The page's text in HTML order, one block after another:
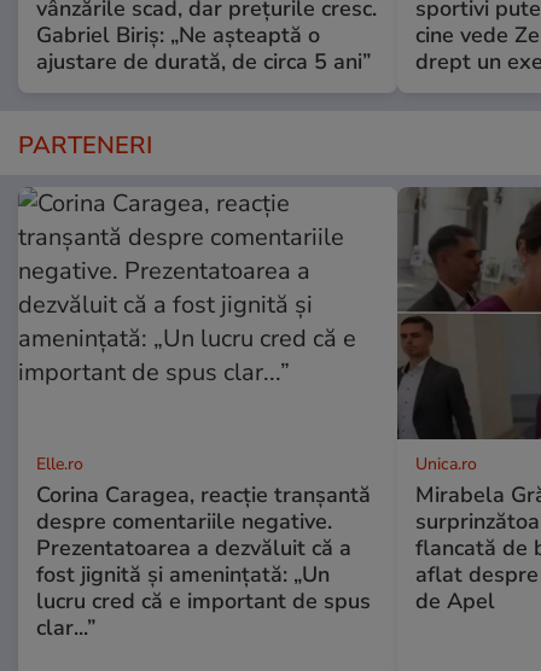
vânzările scad, dar prețurile cresc.
Gabriel Biriș: „Ne așteaptă o
ajustare de durată, de circa 5 ani”
sportivi
cine vede
drept un
PARTENERI
Elle.ro
Corina Caragea, reacție tranșantă
despre comentariile negative.
Prezentatoarea a dezvăluit că a
fost jignită și amenințată: „Un
lucru cred că e important de spus
clar...”
Unica.ro
Mirabela
flancată de
aflat
de Apel